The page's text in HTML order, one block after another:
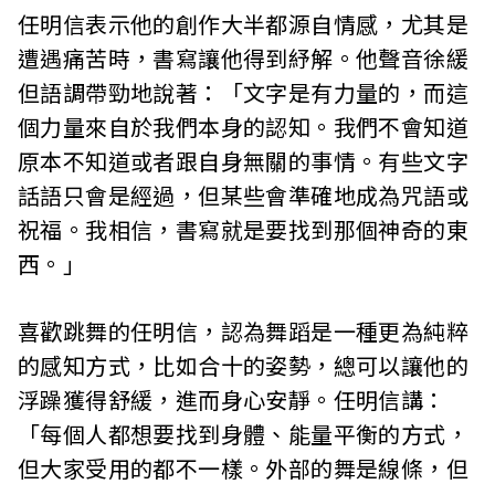
任明信表示他的創作大半都源自情感，尤其是
遭遇痛苦時，書寫讓他得到紓解。他聲音徐緩
但語調帶勁地說著：「文字是有力量的，而這
個力量來自於我們本身的認知。我們不會知道
原本不知道或者跟自身無關的事情。有些文字
話語只會是經過，但某些會準確地成為咒語或
祝福。我相信，書寫就是要找到那個神奇的東
西。」
喜歡跳舞的任明信，認為舞蹈是一種更為純粹
的感知方式，比如合十的姿勢，總可以讓他的
浮躁獲得舒緩，進而身心安靜。任明信講：
「每個人都想要找到身體、能量平衡的方式，
但大家受用的都不一樣。外部的舞是線條，但